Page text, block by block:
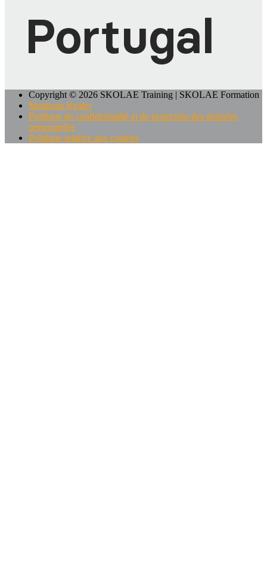
Copyright © 2026 SKOLAE Training | SKOLAE Formation
Mentions légales
Politique de confidentialité et de protection des données
personnelles
Politique relative aux cookies